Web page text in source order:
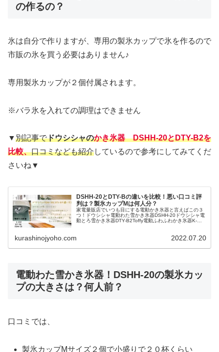
の作るの？
氷は自分で作りますが、専用の製氷カップで氷を作るので
市販の氷を買う必要はありません♪
専用製氷カップが２個付属されます。
※バラ氷を入れての調理はできません
▼別記事でドウシシャのかき氷器 DSHH-20とDTY-B2を
比較、口コミなども紹介しているので参考にしてみてくだ
さいね▼
DSHH-20とDTY-Bの違いを比較！悪い口コミ評
判は？製氷カップMは何人分？
家電量販店でいつも目にする電動かき氷器と言えばこの３
つ！ドウシシャ電動わた雪かき氷器DSHH-20ドウシシャ電
動とろ雪かき氷器DTY-B2Toffy電動ふわふわかき氷器K-
kurashinojyoho.com 2022.07.20
電動わた雪かき氷器！DSHH-20の製氷カッ
プの大きさは？何人前？
口コミでは、
製氷カップMサイズ２個で小盛りで２０杯くらい